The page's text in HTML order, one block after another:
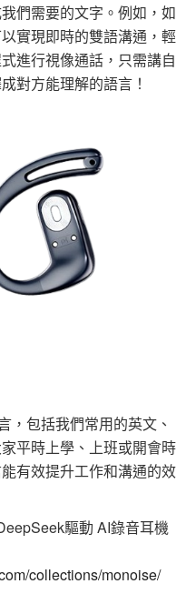
們需要的文字。例如，如
實現即時的雙語溝通，輕
進行視像通話，只需講自
對方能理解的語言！
，包括我們常用的英文、
平時上學、上班或開會時
有效提升工作和溝通的效
驅動 AI錄音耳機
collections/monoise/